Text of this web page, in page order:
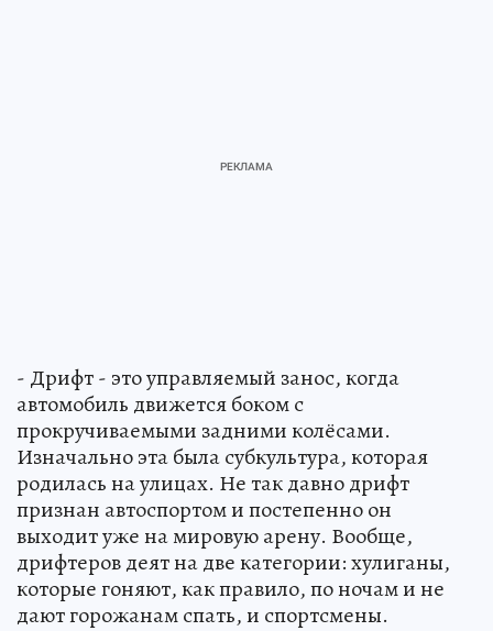
- Дрифт - это управляемый занос, когда
автомобиль движется боком с
прокручиваемыми задними колёсами.
Изначально эта была субкультура, которая
родилась на улицах. Не так давно дрифт
признан автоспортом и постепенно он
выходит уже на мировую арену. Вообще,
дрифтеров деят на две категории: хулиганы,
которые гоняют, как правило, по ночам и не
дают горожанам спать, и спортсмены.